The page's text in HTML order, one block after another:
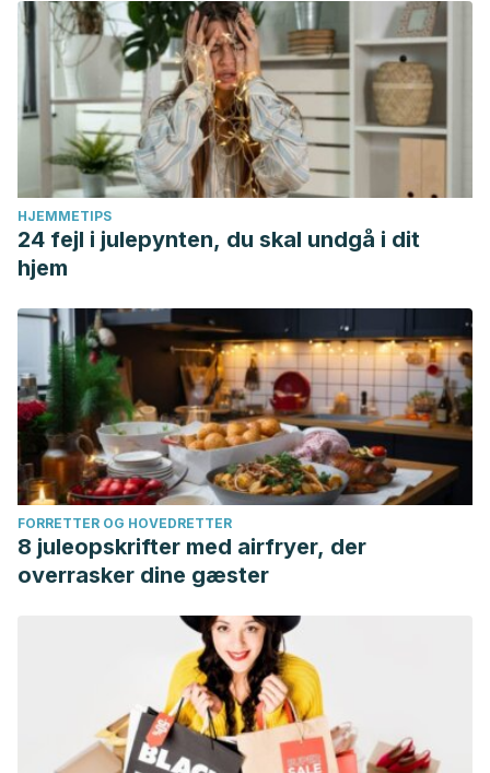
HJEMMETIPS
24 fejl i julepynten, du skal undgå i dit
hjem
FORRETTER OG HOVEDRETTER
8 juleopskrifter med airfryer, der
overrasker dine gæster